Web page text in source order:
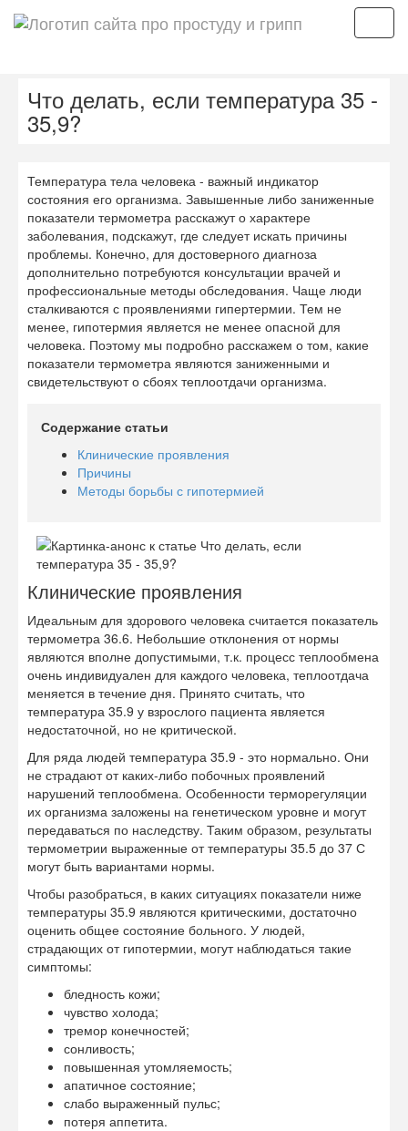
Что делать, если температура 35 -
35,9?
Температура тела человека - важный индикатор
состояния его организма. Завышенные либо заниженные
показатели термометра расскажут о характере
заболевания, подскажут, где следует искать причины
проблемы. Конечно, для достоверного диагноза
дополнительно потребуются консультации врачей и
профессиональные методы обследования. Чаще люди
сталкиваются с проявлениями гипертермии. Тем не
менее, гипотермия является не менее опасной для
человека. Поэтому мы подробно расскажем о том, какие
показатели термометра являются заниженными и
свидетельствуют о сбоях теплоотдачи организма.
Содержание статьи
Клинические проявления
Причины
Методы борьбы с гипотермией
Клинические проявления
Идеальным для здорового человека считается показатель
термометра 36.6. Небольшие отклонения от нормы
являются вполне допустимыми, т.к. процесс теплообмена
очень индивидуален для каждого человека, теплоотдача
меняется в течение дня. Принято считать, что
температура 35.9 у взрослого пациента является
недостаточной, но не критической.
Для ряда людей температура 35.9 - это нормально. Они
не страдают от каких-либо побочных проявлений
нарушений теплообмена. Особенности терморегуляции
их организма заложены на генетическом уровне и могут
передаваться по наследству. Таким образом, результаты
термометрии выраженные от температуры 35.5 до 37 С
могут быть вариантами нормы.
Чтобы разобраться, в каких ситуациях показатели ниже
температуры 35.9 являются критическими, достаточно
оценить общее состояние больного. У людей,
страдающих от гипотермии, могут наблюдаться такие
симптомы:
бледность кожи;
чувство холода;
тремор конечностей;
сонливость;
повышенная утомляемость;
апатичное состояние;
слабо выраженный пульс;
потеря аппетита.